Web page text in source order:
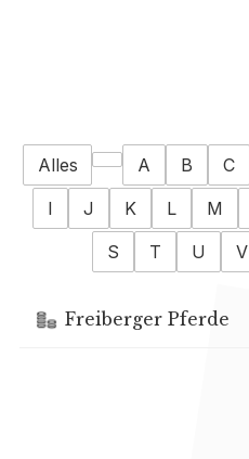
Alles A B C
I
J K L M
S
T U V
Freiberger Pferde